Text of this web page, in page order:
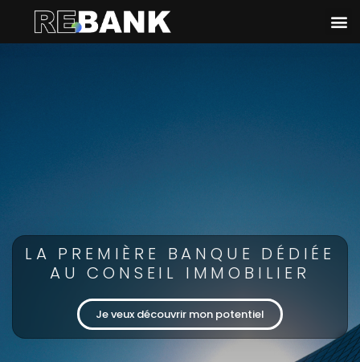
LA PREMIÈRE BANQUE DÉDIÉE
AU CONSEIL IMMOBILIER
Je veux découvrir mon potentiel